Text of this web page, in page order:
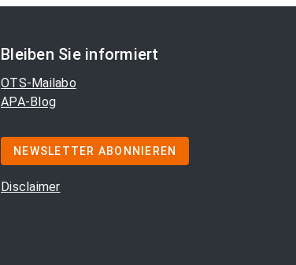
Bleiben Sie informiert
OTS-Mailabo
APA-Blog
NEWSLETTER ABONNIEREN
Disclaimer